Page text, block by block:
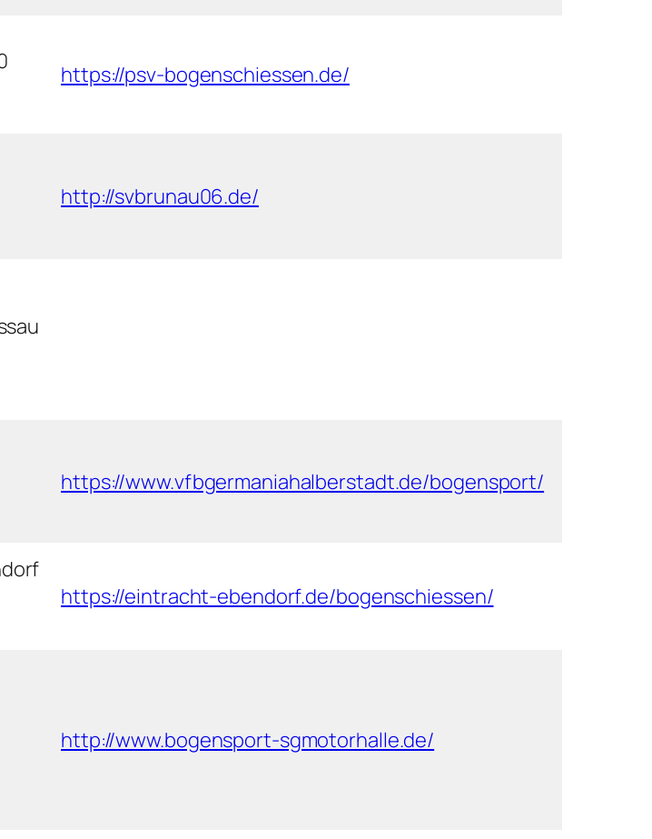
https://psv-bogenschiessen.de/
http://svbrunau06.de/
https://www.vfbgermaniahalberstadt.de/bogensport/
https://eintracht-ebendorf.de/bogenschiessen/
http://www.bogensport-sgmotorhalle.de/